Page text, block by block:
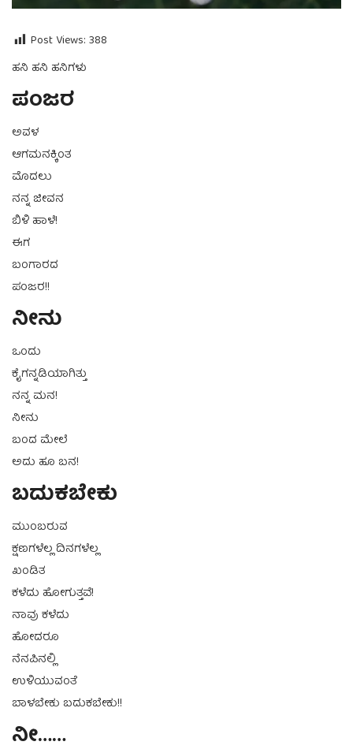
Post Views: 388
ಹನಿ ಹನಿ ಹನಿಗಳು
ಪಂಜರ
ಅವಳ
ಆಗಮನಕ್ಕಿಂತ
ಮೊದಲು
ನನ್ನ ಜೀವನ
ಬಿಳಿ ಹಾಳೆ!
ಈಗ
ಬಂಗಾರದ
ಪಂಜರ!!
ನೀನು
ಒಂದು
ಕೈಗನ್ನಡಿಯಾಗಿತ್ತು
ನನ್ನ ಮನ!
ನೀನು
ಬಂದ ಮೇಲೆ
ಅದು ಹೂ ಬನ!
ಬದುಕಬೇಕು
ಮುಂಬರುವ
ಕ್ಷಣಗಳೆಲ್ಲ ದಿನಗಳೆಲ್ಲ
ಖಂಡಿತ
ಕಳೆದು ಹೋಗುತ್ತವೆ!
ನಾವು ಕಳೆದು
ಹೋದರೂ
ನೆನಪಿನಲ್ಲಿ
ಉಳಿಯುವಂತೆ
ಬಾಳಬೇಕು ಬದುಕಬೇಕು!!
ನೀ……